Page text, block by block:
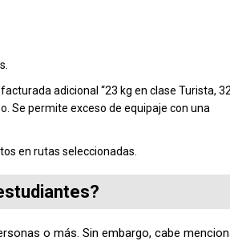
adicional “23 kg en clase Turista,
Se permite exceso de equipaje con una
en rutas seleccionadas.
o más. Sin embargo, cabe